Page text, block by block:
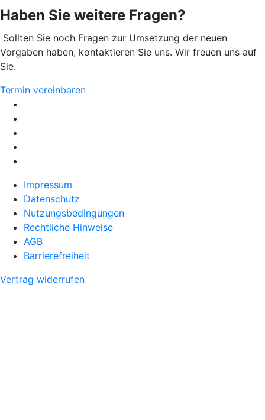
Haben Sie weitere Fragen?
Sollten Sie noch Fragen zur Umsetzung der neuen
Vorgaben haben, kontaktieren Sie uns. Wir freuen uns auf
Sie.
Termin vereinbaren
Impressum
Datenschutz
Nutzungsbedingungen
Rechtliche Hinweise
AGB
Barrierefreiheit
Vertrag widerrufen